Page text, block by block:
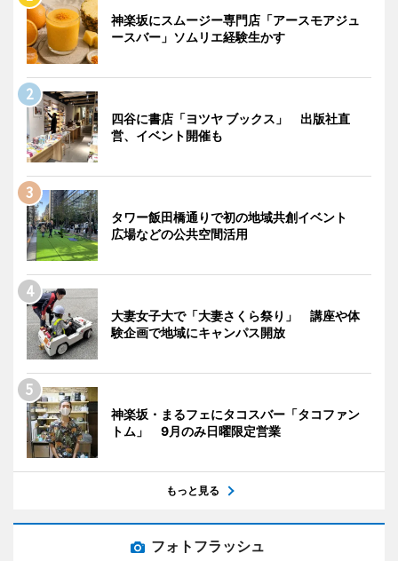
神楽坂にスムージー専門店「アースモアジュ
ースバー」ソムリエ経験生かす
四谷に書店「ヨツヤ ブックス」 出版社直
営、イベント開催も
タワー飯田橋通りで初の地域共創イベント
広場などの公共空間活用
大妻女子大で「大妻さくら祭り」 講座や体
験企画で地域にキャンパス開放
神楽坂・まるフェにタコスバー「タコファン
トム」 9月のみ日曜限定営業
もっと見る
フォトフラッシュ